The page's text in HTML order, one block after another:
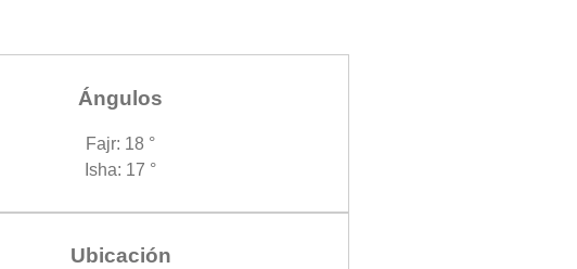
Ángulos
Fajr: 18 °
Isha: 17 °
Ubicación